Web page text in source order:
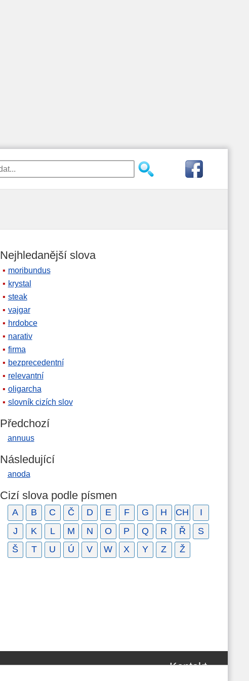
Nejhledanější slova
moribundus
krystal
steak
vajgar
hrdobce
narativ
firma
bezprecedentní
relevantní
oligarcha
slovník cizích slov
Předchozí
annuus
Následující
anoda
Cizí slova podle písmen
A B C Č D E F G H CH
I
J
K L M N O P Q R Ř
S
Š
T U Ú V W X Y Z Ž
Kontakt